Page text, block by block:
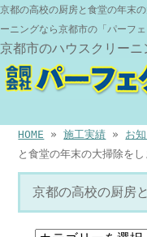
京都の高校の厨房と食堂の年末
ーニングなら京都市の「パーフ
京都市のハウスクリーニ
HOME »施工実績 » お
と食堂の年末の大掃除をし
京都の高校の厨房